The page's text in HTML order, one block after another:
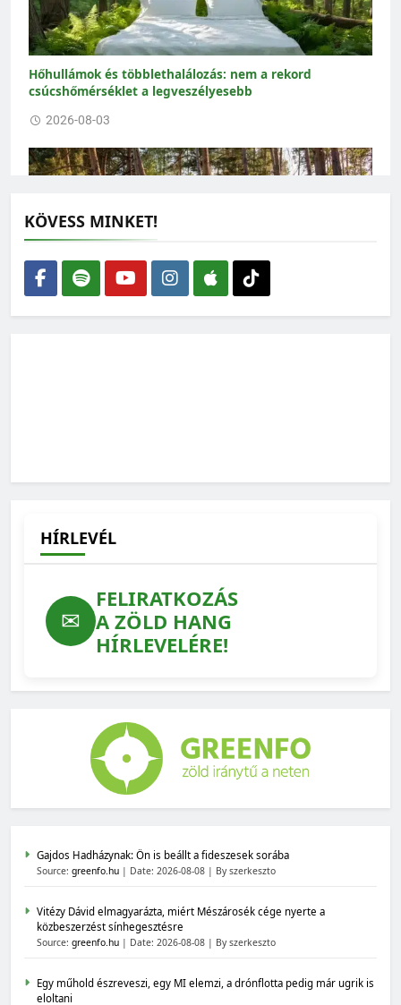
Hőhullámok és többlethalálozás: nem a rekord
csúcshőmérséklet a legveszélyesebb
2026-08-03
Nem elég több fát ültetni: a meglévő erdőket kell
megmenteni a kiszáradástól
KÖVESS MINKET!
HÍRLEVÉL
✉
FELIRATKOZÁS
A ZÖLD HANG
HÍRLEVELÉRE!
Gajdos Hadházynak: Ön is beállt a fideszesek sorába
Source: greenfo.hu Date: 2026-08-08 By szerkeszto
Vitézy Dávid elmagyarázta, miért Mészárosék cége nyerte a
közbeszerzést sínhegesztésre
Source: greenfo.hu Date: 2026-08-08 By szerkeszto
Egy műhold észreveszi, egy MI elemzi, a drónflotta pedig már ugrik is
eloltani